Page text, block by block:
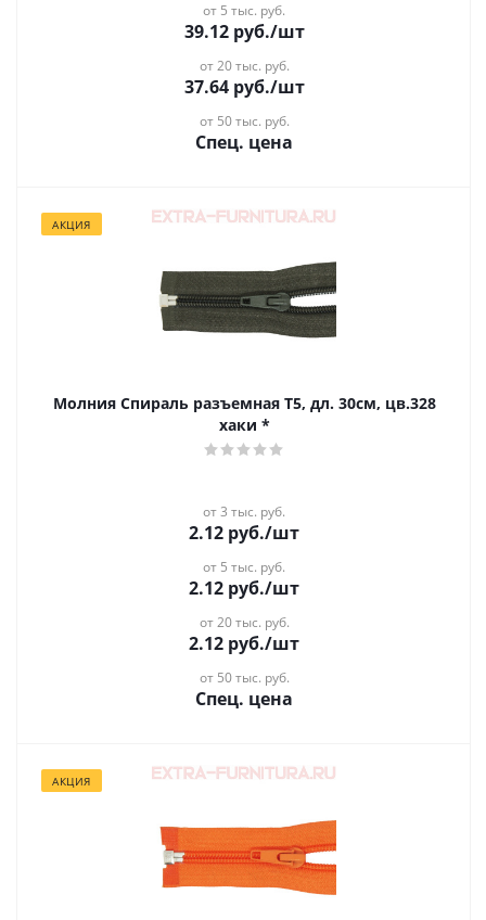
от 5 тыс. руб.
39.12руб./шт
от 20 тыс. руб.
37.64руб./шт
от 50 тыс. руб.
Спец. цена
АКЦИЯ
Молния Спираль разъемная Т5, дл. 30см, цв.328
хаки *
от 3 тыс. руб.
2.12 руб./шт
от 5 тыс. руб.
2.12 руб./шт
от 20 тыс. руб.
2.12 руб./шт
от 50 тыс. руб.
Спец. цена
АКЦИЯ